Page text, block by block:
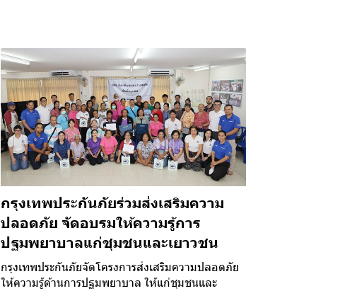
กรุงเทพประกันภัยร่วมส่งเสริมความ
ปลอดภัย จัดอบรมให้ความรู้การ
ปฐมพยาบาลแก่ชุมชนและเยาวชน
กรุงเทพประกันภัยจัดโครงการส่งเสริมความปลอดภัย
ให้ความรู้ด้านการปฐมพยาบาล ให้แก่ชุมชนและ